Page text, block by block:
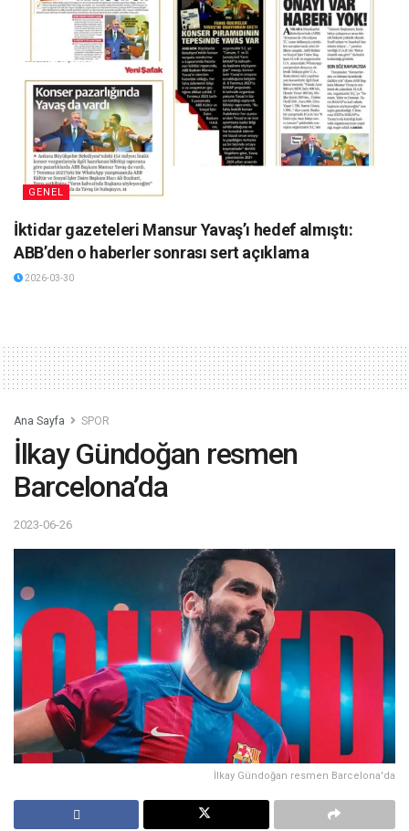
GENEL
İktidar gazeteleri Mansur Yavaş’ı hedef almıştı:
ABB’den o haberler sonrası sert açıklama
2026-03-30
Ana Sayfa SPOR
İlkay Gündoğan resmen
Barcelona’da
2023-06-26
İlkay Gündoğan resmen Barcelona'da